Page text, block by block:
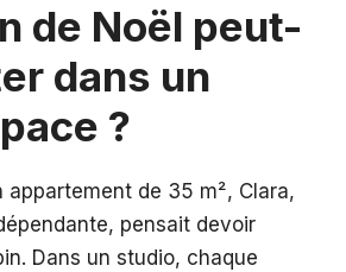
de Noël peut-
dans un
?
appartement de 35 m², Clara,
pensait devoir
Dans un studio, chaque